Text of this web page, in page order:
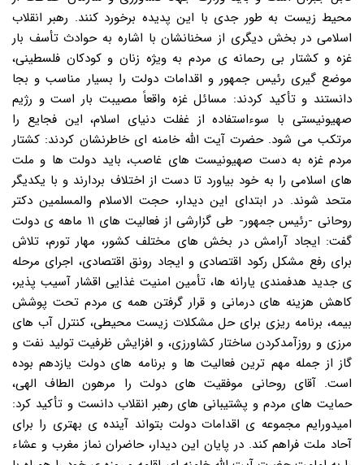
محیط زیست به طور جدی با این پدیده برخورد کنند. رهبر انقلاب
اسلامی در بخش دیگری از سخنانشان با اشاره به حوادث تأسف بار
غزه و کشتار بی رحمانه ی مردم به ویژه زنان و کودکان فلسطینی،
موضع گیری رئیس جمهور و اقدامات دولت را بسیار مناسب و بجا
دانستند و تأکید کردند: مسائل غزه واقعاً مصیبت بار است و رژیم
صهیونیستی با سوءاستفاده از غفلت دنیای اسلام، این فجایع را
مرتکب می شود. حضرت آیت الله خامنه ای خاطرنشان کردند: کشتار
مردم غزه به دست صهیونیست های غاصب، باید دولت ها و ملت
های اسلامی را به خود بیاورد تا دست از اختلاف بردارند و با یکدیگر
متحد شوند. در ابتدای این دیدار، حجت الاسلام والمسلمین دکتر
روحانی -رئیس جمهور- طی گزارشی از فعالیت های ۱۱ ماهه ی دولت
گفت: ایجاد آرامش در بخش های مختلف کشور، مهار تورم، تلاش
برای رفع مشکل رکود اقتصادی و ایجاد رونق اقتصادی، اجرای مرحله
ی جدید هدفمندی یارانه ها، تأمین امنیت غذایی اقشار آسیب پذیر،
کاهش هزینه های درمانی و قرار گرفتن همه ی مردم تحت پوشش
بیمه، برنامه ریزی برای حل مشکلات زیست محیطی، کنترل آب های
مرزی و روزآمدکردن ساختار کشاورزی، و افزایش ظرفیت تولید نفت و
گاز از جمله مهم ترین فعالیت ها و برنامه های دولت یازدهم بوده
است. آقای روحانی موفقیت های دولت را مرهون الطاف الهی،
حمایت های مردم و پشتیبانی های رهبر انقلاب دانست و تأکید کرد:
امیدورایم مجموعه ی اقدامات دولت بتواند آینده ی بهتری را برای
آحاد ملت فراهم کند. در پایان این دیدار، حاضران نماز مغرب و عشاء